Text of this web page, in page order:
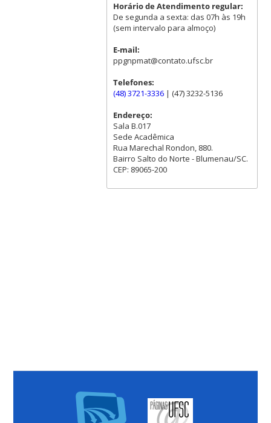
Horário de Atendimento regular:
De segunda a sexta: das 07h às 19h
(sem intervalo para almoço)
E-mail:
ppgnpmat@contato.ufsc.br
Telefones:
(48) 3721-3336| (47) 3232-5136
Endereço:
Sala B.017
Sede Acadêmica
Rua Marechal Rondon, 880.
Bairro Salto do Norte - Blumenau/SC.
CEP: 89065-200